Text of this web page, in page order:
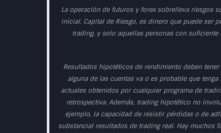
La operación de futuros y forex sobrelleva riesgos
inicial. Capital de Riesgo, es dinero que puede ser
trading, y solo aquellas personas con
Resultados hipotéticos de rendimiento deben
alguna de las cuentas va o es probable que
actuales obtenidos por cualquier programa de
retrospectiva. Además, trading hipotético no
ejemplo, la capacidad de resistir pérdidas o de
substancial resultados de trading real. Hay muchos